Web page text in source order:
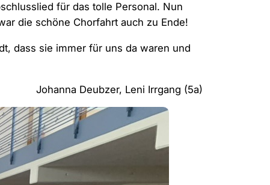
für das tolle Personal. Nun
die schöne Chorfahrt auch zu Ende!
dass sie immer für uns da waren und
Johanna Deubzer, Leni Irrgang (5a)